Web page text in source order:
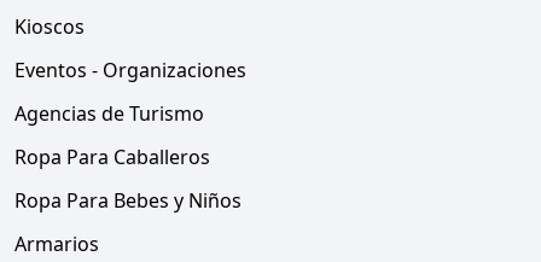
Kioscos
Eventos - Organizaciones
Agencias de Turismo
Ropa Para Caballeros
Ropa Para Bebes y Niños
Armarios